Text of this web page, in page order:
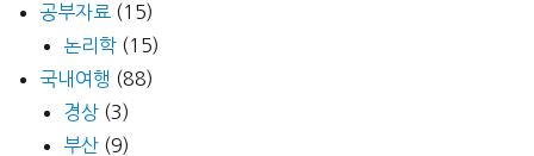
공부자료 (15)
논리학 (15)
국내여행 (88)
경상 (3)
부산 (9)